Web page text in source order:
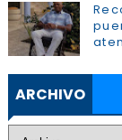
ARCHIVO